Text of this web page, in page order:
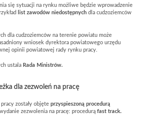
się sytuacji na rynku możliwe będzie wprowadzenie
list zawodów niedostępnych dla cudzoziemców
dla cudzoziemców na terenie powiatu może
wniosek dyrektora powiatowego urzędu
opinii powiatowej rady rynku pracy.
ustala Rada Ministrów.
dla zezwoleń na pracę
zostały objęte przyspieszoną procedurą
zezwolenia na pracę: procedurą fast track.